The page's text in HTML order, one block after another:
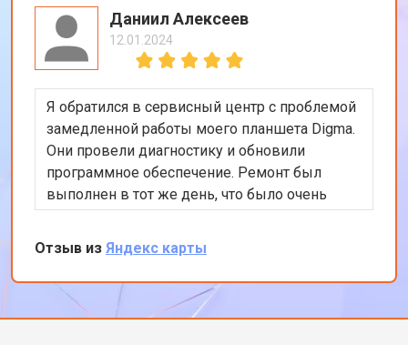
Даниил Алексеев
12.01.2024
Я обратился в сервисный центр с проблемой
замедленной работы моего планшета Digma.
Они провели диагностику и обновили
программное обеспечение. Ремонт был
выполнен в тот же день, что было очень
удобно. Теперь планшет работает гораздо
быстрее. Я доволен качеством
обслуживания и профессионализмом
персонала. Спасибо за отличную работу!
Отзыв из Яндекс карты